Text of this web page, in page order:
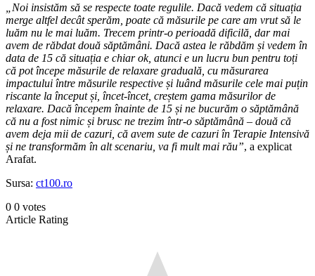
„Noi insistăm să se respecte toate regulile. Dacă vedem că situația
merge altfel decât sperăm, poate că măsurile pe care am vrut să le
luăm nu le mai luăm. Trecem printr-o perioadă dificilă, dar mai
avem de răbdat două săptămâni. Dacă astea le răbdăm și vedem în
data de 15 că situația e chiar ok, atunci e un lucru bun pentru toți
că pot începe măsurile de relaxare graduală, cu măsurarea
impactului între măsurile respective și luând măsurile cele mai puțin
riscante la început și, încet-încet, creștem gama măsurilor de
relaxare. Dacă începem înainte de 15 și ne bucurăm o săptămână
că nu a fost nimic și brusc ne trezim într-o săptămână – două că
avem deja mii de cazuri, că avem sute de cazuri în Terapie Intensivă
și ne transformăm în alt scenariu, va fi mult mai rău”, a explicat
Arafat.
Sursa: ct100.ro
0 0 votes
Article Rating